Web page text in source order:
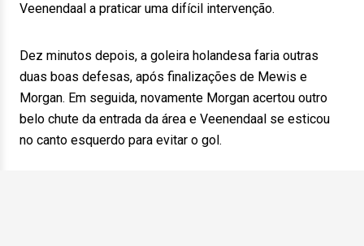
Veenendaal a praticar uma difícil intervenção.
Dez minutos depois, a goleira holandesa faria outras
duas boas defesas, após finalizações de Mewis e
Morgan. Em seguida, novamente Morgan acertou outro
belo chute da entrada da área e Veenendaal se esticou
no canto esquerdo para evitar o gol.